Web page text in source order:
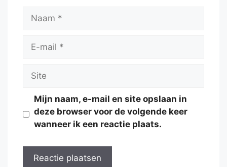
Naam
Site
Mijn naam, e-mail en site opslaan in
deze browser voor de volgende keer
wanneer ik een reactie plaats.